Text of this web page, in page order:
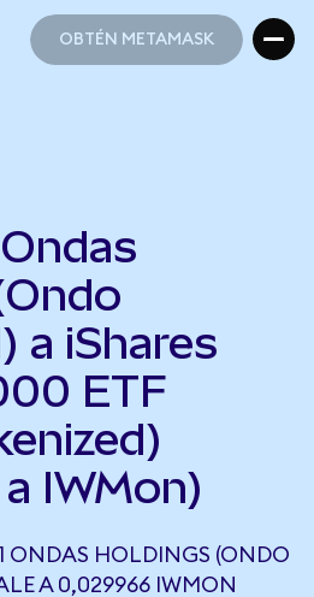
OBTÉN METAMASK
a iShares
ETF
IWMon)
HOLDINGS (ONDO
A 0,029966 IWMON